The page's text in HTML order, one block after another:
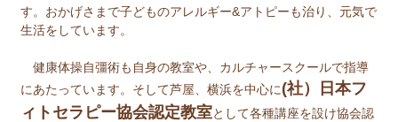
す。おかげさまで子どものアレルギー&アトピーも治り、元気で
生活をしています。
健康体操自彊術も自身の教室や、カルチャースクールで指導
にあたっています。そして芦屋、横浜を中心に(社）日本フ
ィトセラピー協会認定教室として各種講座を設け協会認